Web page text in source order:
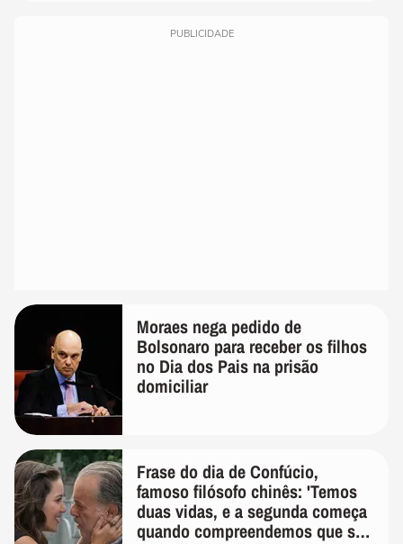
PUBLICIDADE
Moraes nega pedido de
Bolsonaro para receber os filhos
no Dia dos Pais na prisão
domiciliar
Frase do dia de Confúcio,
famoso filósofo chinês: 'Temos
duas vidas, e a segunda começa
quando compreendemos que só